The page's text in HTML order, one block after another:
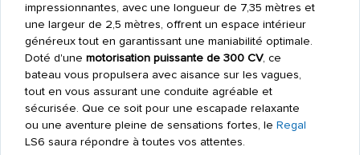
impressionnantes, avec une longueur de 7,35 mètres et
une largeur de 2,5 mètres, offrent un espace intérieur
généreux tout en garantissant une maniabilité optimale.
Doté d'une motorisation puissante de 300 CV, ce
bateau vous propulsera avec aisance sur les vagues,
tout en vous assurant une conduite agréable et
sécurisée. Que ce soit pour une escapade relaxante
ou une aventure pleine de sensations fortes, le Regal
LS6 saura répondre à toutes vos attentes.